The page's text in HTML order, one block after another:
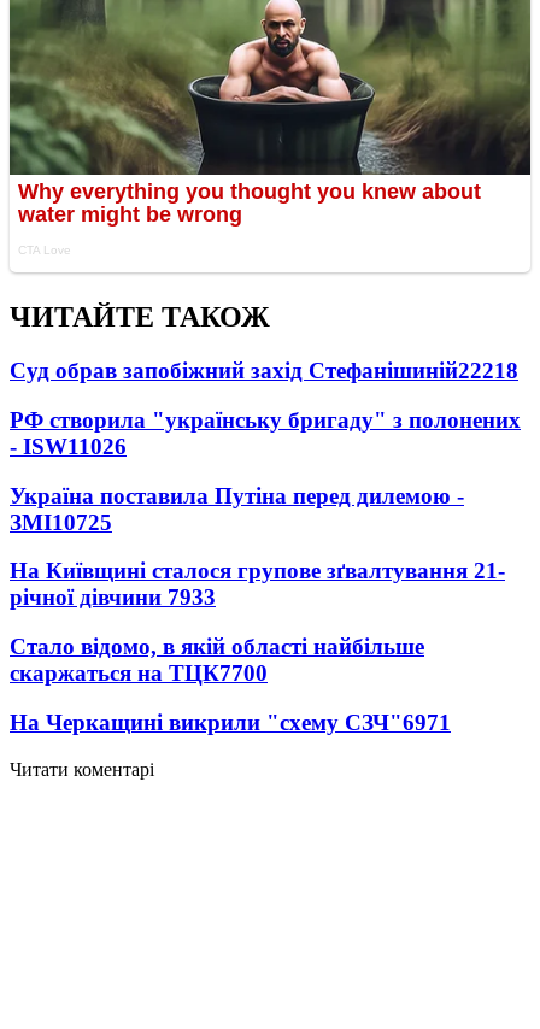
ЧИТАЙТЕ ТАКОЖ
Суд обрав запобіжний захід Стефанішиній22218
РФ створила "українську бригаду" з полонених
- ISW11026
Україна поставила Путіна перед дилемою -
ЗМІ10725
На Київщині сталося групове зґвалтування 21-
річної дівчини 7933
Стало відомо, в якій області найбільше
скаржаться на ТЦК7700
На Черкащині викрили "схему СЗЧ"6971
Читати коментарі